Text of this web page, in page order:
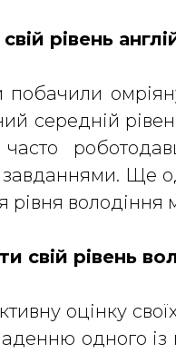
рівень
середній
Ще
рівня володіння
свій рівень
оцінку
одного із